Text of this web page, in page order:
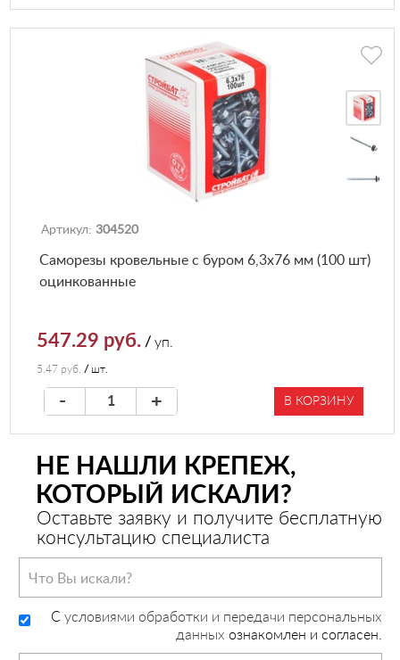
Артикул: 304520
Саморезы кровельные с буром 6,3х76 мм (100 шт)
оцинкованные
547.29 руб. /уп.
5.47 руб. / шт.
- + В КОРЗИНУ
НЕ НАШЛИ КРЕПЕЖ,
КОТОРЫЙ ИСКАЛИ?
Оставьте заявку и получите бесплатную
консультацию специалиста
C условиями обработки и передачи персональных
данных ознакомлен и согласен.